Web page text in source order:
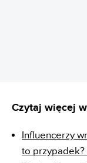
Czytaj więcej
Influencerzy
to przypadek?